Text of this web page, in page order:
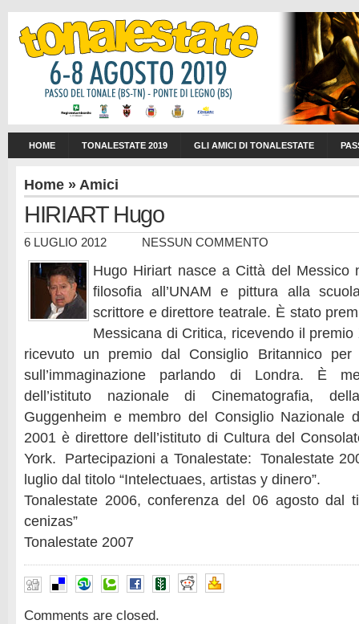
HOME TONALESTATE 2019 GLI AMICI DI TONALESTATE
Home » Amici
HIRIART Hugo
6 LUGLIO 2012 NESSUN COMMENTO
Hugo Hiriart nasce a Città del Messico
filosofia all’UNAM e pittura alla
scrittore e direttore teatrale. È stato
Messicana di Critica, ricevendo il
ricevuto un premio dal Consiglio Britannico
sull’immaginazione parlando di Londra. È
dell’istituto nazionale di Cinematografia,
Guggenheim e membro del Consiglio Nazionale
2001 è direttore dell’istituto di Cultura del
York. Partecipazioni a Tonalestate: Tonalestate
luglio dal titolo “Intelectuaes, artistas y dinero”.
Tonalestate 2006, conferenza del 06 agosto dal
cenizas”
Tonalestate 2007
Comments are closed.